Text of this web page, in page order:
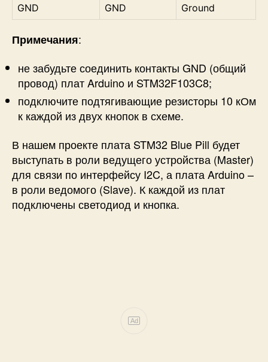
GND
GND Ground
Примечания:
не забудьте соединить контакты GND (общий
провод) плат Arduino и STM32F103C8;
подключите подтягивающие резисторы 10 кОм
к каждой из двух кнопок в схеме.
В нашем проекте плата STM32 Blue Pill будет
выступать в роли ведущего устройства (Master)
для связи по интерфейсу I2C, а плата Arduino –
в роли ведомого (Slave). К каждой из плат
подключены светодиод и кнопка.
Ad